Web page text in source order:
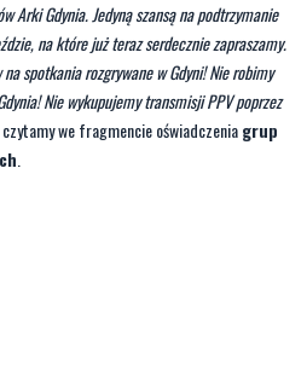
Arki Gdynia. Jedyną szansą na podtrzymanie
na które już teraz serdecznie zapraszamy.
spotkania rozgrywane w Gdyni! Nie robimy
Nie wykupujemy transmisji PPV poprzez
we fragmencie oświadczeniagrup
.